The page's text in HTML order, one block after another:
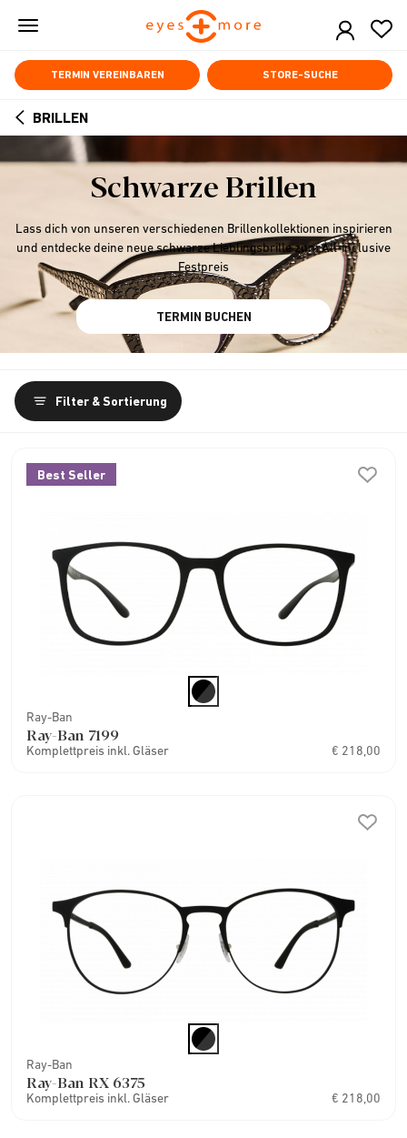
Skip
content
TERMIN VEREINBAREN STORE-SUCHE
ARROW
BRILLEN
Schwarze Brillen
Lass dich von unseren verschiedenen Brillenkollektionen inspirieren
und entdecke deine neue schwarze Lieblingsbrille zum All-inclusive
Festpreis
TERMIN BUCHEN
Filter & Sortierung
Best Seller
Ray-Ban
Ray-Ban 7199
Komplettpreis inkl. Gläser € 218,00
Ray-Ban
Ray-Ban RX 6375
Komplettpreis inkl. Gläser € 218,00